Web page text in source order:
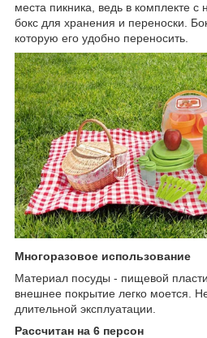
места пикника, ведь в комплекте
бокс для хранения и переноски.
которую его удобно переносить.
Многоразовое использование
Материал посуды - пищевой
внешнее покрытие легко моется.
длительной эксплуатации.
Рассчитан на 6 персон